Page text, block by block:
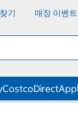
기 매장 이벤트
CostcoDirect